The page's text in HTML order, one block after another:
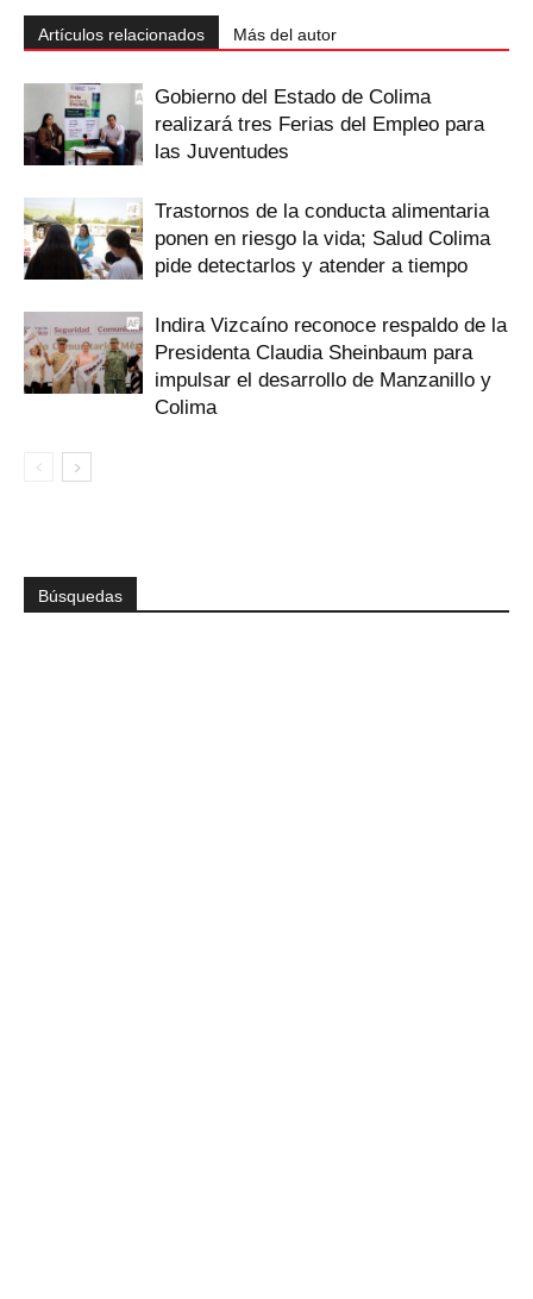
Artículos relacionados Más del autor
Gobierno del Estado de Colima
realizará tres Ferias del Empleo para
las Juventudes
Trastornos de la conducta alimentaria
ponen en riesgo la vida; Salud Colima
pide detectarlos y atender a tiempo
Indira Vizcaíno reconoce respaldo de la
Presidenta Claudia Sheinbaum para
impulsar el desarrollo de Manzanillo y
Colima
Búsquedas